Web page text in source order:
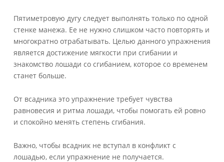
Пятиметровую дугу следует выполнять только по одной
стенке манежа. Ее не нужно слишком часто повторять и
многократно отрабатывать. Целью данного упражнения
является достижение мягкости при сгибании и
знакомство лошади со сгибанием, которое со временем
станет больше.
От всадника это упражнение требует чувства
равновесия и ритма лошади, чтобы помогать ей ровно
и спокойно менять степень сгибания.
Важно, чтобы всадник не вступал в конфликт с
лошадью, если упражнение не получается.